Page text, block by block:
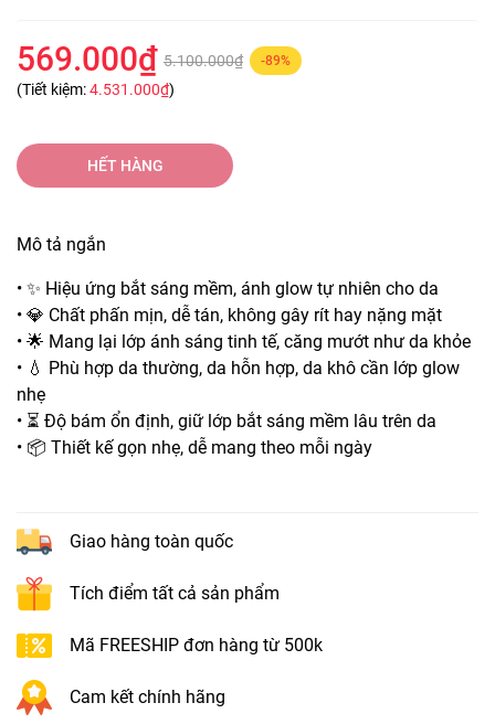
569.000₫ 5.100.000₫ -89%
(Tiết kiệm:4.531.000₫)
HẾT HÀNG
Mô tả ngắn
• ✨ Hiệu ứng bắt sáng mềm, ánh glow tự nhiên cho da
• 💎 Chất phấn mịn, dễ tán, không gây rít hay nặng mặt
• 🌟 Mang lại lớp ánh sáng tinh tế, căng mướt như da khỏe
• 💧 Phù hợp da thường, da hỗn hợp, da khô cần lớp glow
nhẹ
• ⏳ Độ bám ổn định, giữ lớp bắt sáng mềm lâu trên da
• 📦 Thiết kế gọn nhẹ, dễ mang theo mỗi ngày
Giao hàng toàn quốc
Tích điểm tất cả sản phẩm
Mã FREESHIP đơn hàng từ 500k
Cam kết chính hãng